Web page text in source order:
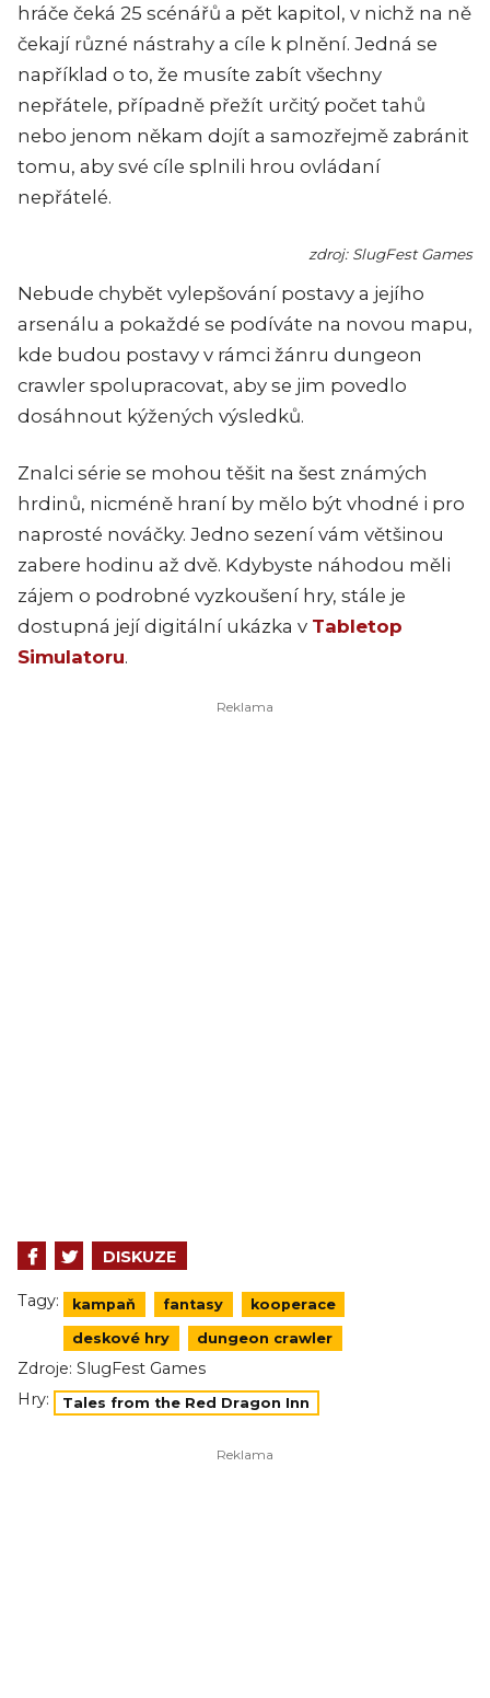
hráče čeká 25 scénářů a pět kapitol, v nichž na ně
čekají různé nástrahy a cíle k plnění. Jedná se
například o to, že musíte zabít všechny
nepřátele, případně přežít určitý počet tahů
nebo jenom někam dojít a samozřejmě zabránit
tomu, aby své cíle splnili hrou ovládaní
nepřátelé.
zdroj: SlugFest Games
Nebude chybět vylepšování postavy a jejího
arsenálu a pokaždé se podíváte na novou mapu,
kde budou postavy v rámci žánru dungeon
crawler spolupracovat, aby se jim povedlo
dosáhnout kýžených výsledků.
Znalci série se mohou těšit na šest známých
hrdinů, nicméně hraní by mělo být vhodné i pro
naprosté nováčky. Jedno sezení vám většinou
zabere hodinu až dvě. Kdybyste náhodou měli
zájem o podrobné vyzkoušení hry, stále je
dostupná její digitální ukázka v Tabletop
Simulatoru.
DISKUZE
Tagy: kampaň fantasy kooperace
deskové hry dungeon crawler
Zdroje: SlugFest Games
Hry:
Tales from the Red Dragon Inn